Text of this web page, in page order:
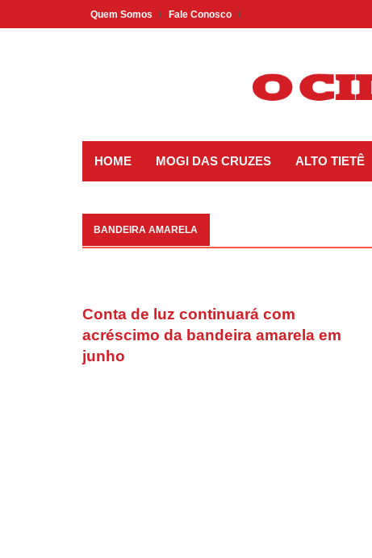
to
Quem Somos Fale Conosco
HOME MOGI DAS CRUZES ALTO TIETÊ
BANDEIRA AMARELA
Conta de luz continuará com
acréscimo da bandeira amarela em
junho